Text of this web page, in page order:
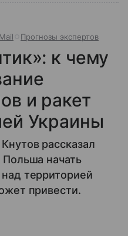
Прогнозы экспертов
к чему
и ракет
Украины
рассказал
начать
территорией
привести.